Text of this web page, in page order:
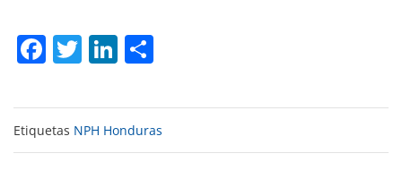
Facebook
TwitterLinkedIn
Etiquetas NPH Honduras